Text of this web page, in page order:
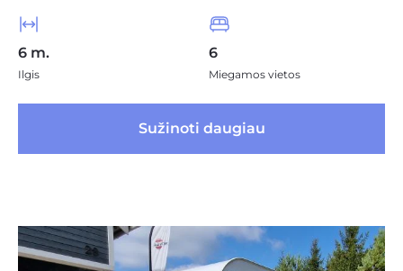
6 m.
Ilgis
6
Miegamos vietos
Sužinoti daugiau